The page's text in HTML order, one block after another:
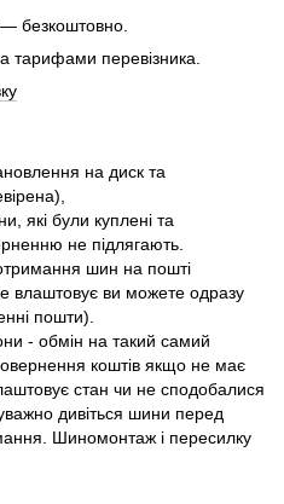
безкоштовно.
перевізника.
на диск та
які були куплені та
не підлягають.
шин на пошті
влаштовує ви можете одразу
пошти).
- обмін на такий самий
коштів якщо не має
стан чи не сподобалися
дивіться шини перед
Шиномонтаж і пересилку